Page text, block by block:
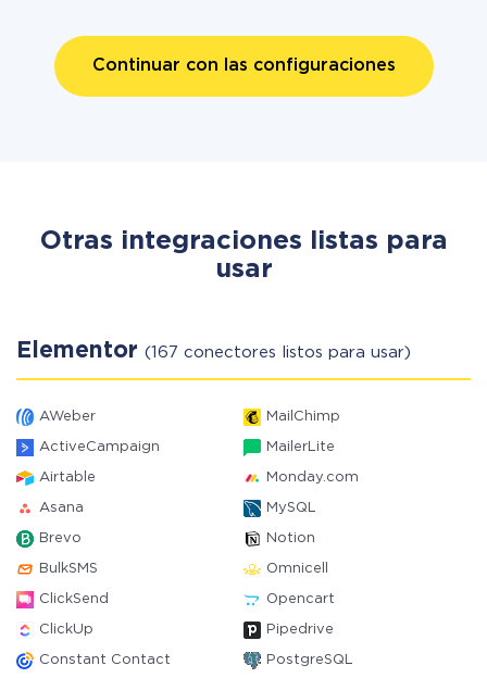
Continuar con las configuraciones
Otras integraciones listas para
usar
Elementor (167 conectores listos para usar)
AWeber MailChimp
ActiveCampaign MailerLite
Airtable Monday.com
Asana MySQL
Brevo Notion
BulkSMS Omnicell
ClickSend Opencart
ClickUp Pipedrive
Constant Contact PostgreSQL